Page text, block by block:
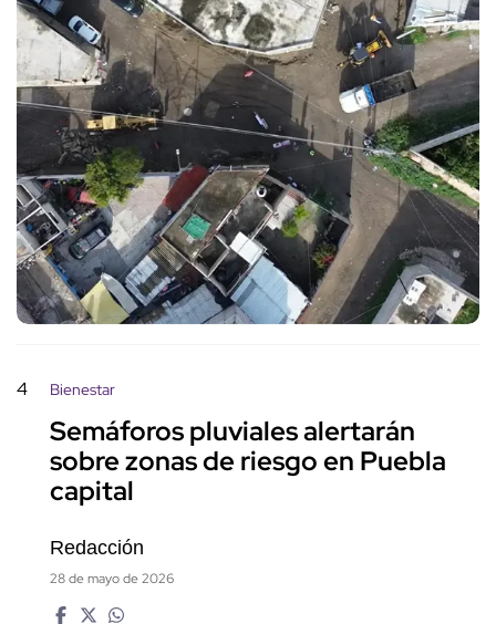
4 Bienestar
Semáforos pluviales alertarán
sobre zonas de riesgo en Puebla
capital
Redacción
28 de mayo de 2026